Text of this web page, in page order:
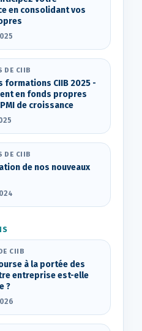
en consolidant vos
DE CIIB
formations CIIB 2025 -
en fonds propres
de croissance
DE CIIB
de nos nouveaux
CIIB
à la portée des
?